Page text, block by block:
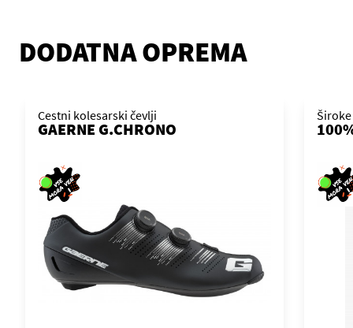
DODATNA OPREMA
Cestni kolesarski čevlji
GAERNE G.CHRONO